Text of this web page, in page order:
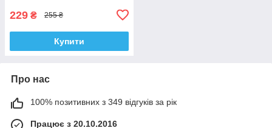
229 ₴ 255 ₴
Купити
Про нас
100% позитивних з 349 відгуків за рік
Працює з 20.10.2016